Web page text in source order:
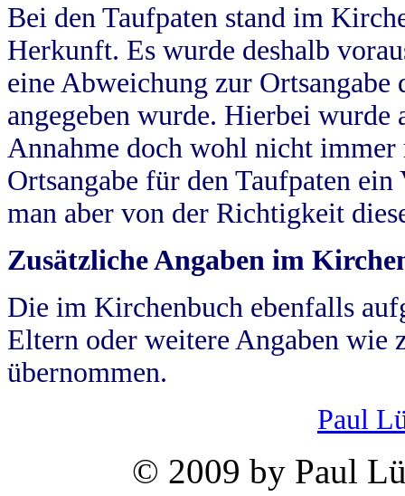
Bei den Taufpaten stand im
Herkunft. Es wurde deshalb
eine Abweichung zur
angegeben wurde. Hierbei wurde
Annahme doch wohl nicht
Ortsangabe für den Taufpaten
man aber von der Richtigkeit
Zusätzliche Angaben im
Die im Kirchenbuch ebenfalls
Eltern oder weitere Angaben wie
übernommen.
Paul
© 2009 by Paul